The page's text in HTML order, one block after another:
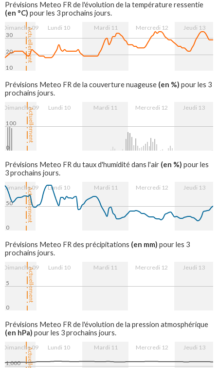
Prévisions Meteo FR de l'évolution de la température ressentie
(en °C) pour les 3 prochains jours.
Actuellement
Dimanche 09 Lundi 10 Mardi 11 Mercredi 12 Jeudi 13
10
20
30
Prévisions Meteo FR de la couverture nuageuse (en %) pour les 3
prochains jours.
Actuellement
Dimanche 09 Lundi 10 Mardi 11 Mercredi 12 Jeudi 13
0
100
Prévisions Meteo FR du taux d'humidité dans l'air (en %) pour les
3 prochains jours.
Actuellement
Dimanche 09 Lundi 10 Mardi 11 Mercredi 12 Jeudi 13
0
50
Prévisions Meteo FR des précipitations (en mm) pour les 3
prochains jours.
Actuellement
Dimanche 09 Lundi 10 Mardi 11 Mercredi 12 Jeudi 13
0
5
Prévisions Meteo FR de l'évolution de la pression atmosphérique
(en hPa) pour les 3 prochains jours.
Dimanche 09 Lundi 10 Mardi 11 Mercredi 12 Jeudi 13
1,000